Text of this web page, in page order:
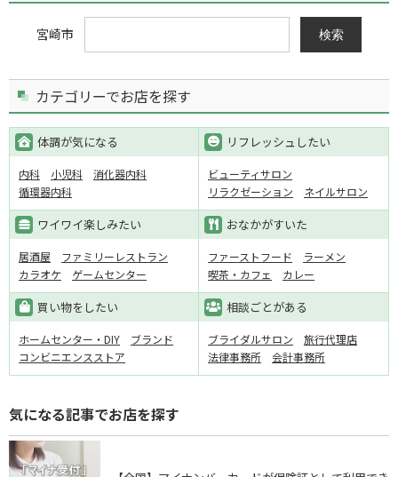
宮崎市 検索
カテゴリーでお店を探す
体調が気になる
内科 小児科
消化器内科
循環器内科
リフレッシュしたい
ビューティサロン
リラクゼーション
ネイルサロン
ワイワイ楽しみたい
居酒屋
ファミリーレストラン
カラオケ
ゲームセンター
おなかがすいた
ファーストフード
ラーメン
喫茶・カフェ
カレー
買い物をしたい
ホームセンター・DIY
ブランド
コンビニエンスストア
相談ごとがある
ブライダルサロン
旅行代理店
法律事務所
会計事務所
気になる記事でお店を探す